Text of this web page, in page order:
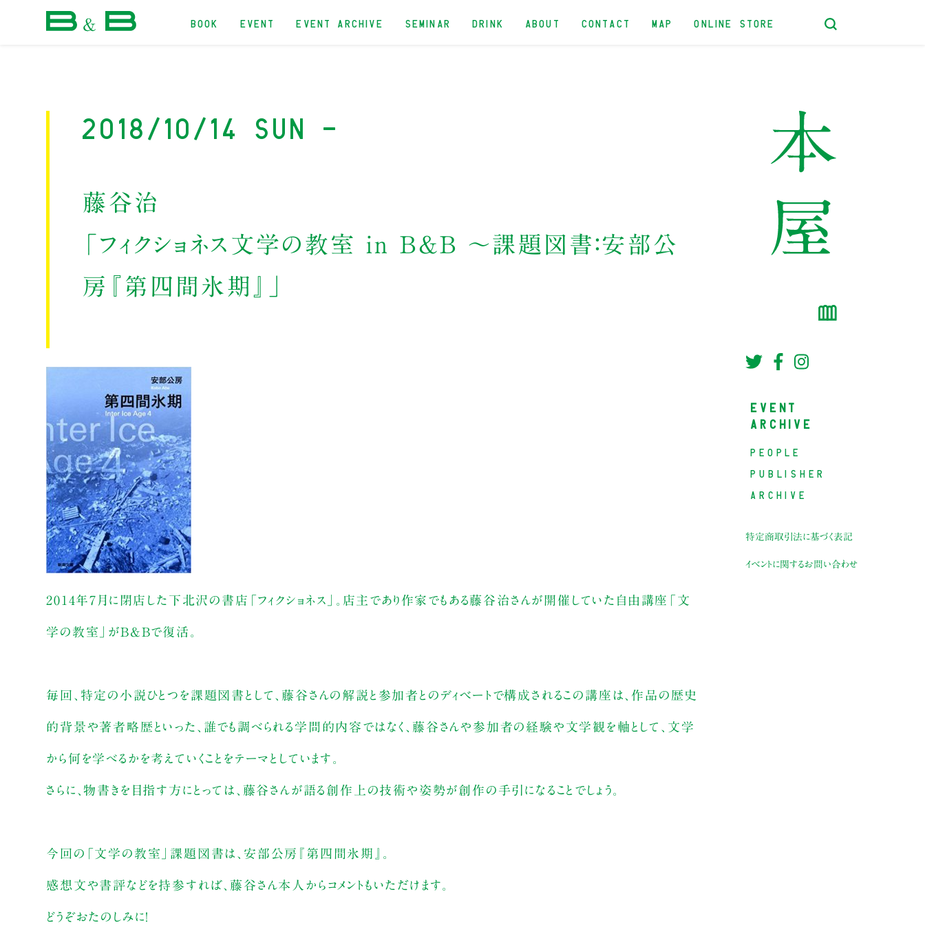
BOOK EVENT EVENT ARCHIVE SEMINAR DRINK ABOUT CONTACT MAP ONLINE STORE
2018/10/14 Sun -
藤谷治
「フィクショネス文学の教室 in B&B 〜課題図書：安部公
房『第四間氷期』」
2014年7月に閉店した下北沢の書店「フィクショネス」。店主であり作家でもある藤谷治さんが開催していた自由講座「文
学の教室」がB&Bで復活。
毎回、特定の小説ひとつを課題図書として、藤谷さんの解説と参加者とのディベートで構成されるこの講座は、作品の歴史
的背景や著者略歴といった、誰でも調べられる学問的内容ではなく、藤谷さんや参加者の経験や文学観を軸として、文学
から何を学べるかを考えていくことをテーマとしています。
さらに、物書きを目指す方にとっては、藤谷さんが語る創作上の技術や姿勢が創作の手引になることでしょう。
今回の「文学の教室」課題図書は、安部公房『第四間氷期』。
感想文や書評などを持参すれば、藤谷さん本人からコメントもいただけます。
どうぞおたのしみに！
EVENT
ARCHIVE
PEOPLE
PUBLISHER
ARCHIVE
特定商取引法に基づく表記
イベントに関するお問い合わせ